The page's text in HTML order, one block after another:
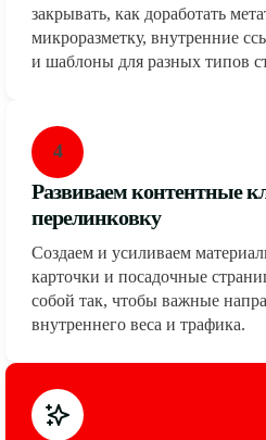
закрывать, как доработать
микроразметку, внутренние
и шаблоны для разных типов
4
Развиваем контентные
перелинковку
Создаем и усиливаем
карточки и посадочные
собой так, чтобы важные
внутреннего веса и трафика.